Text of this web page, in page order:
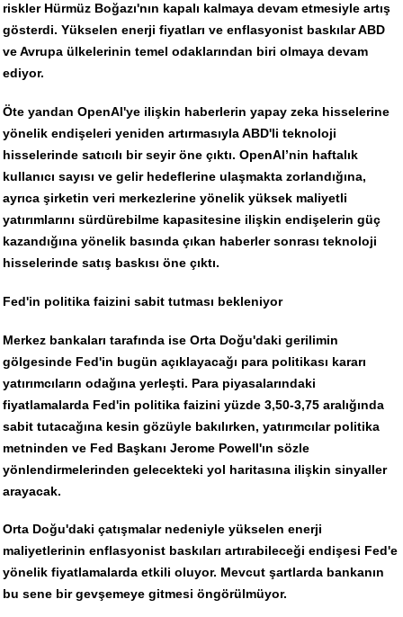
riskler Hürmüz Boğazı'nın kapalı kalmaya devam etmesiyle artış
gösterdi. Yükselen enerji fiyatları ve enflasyonist baskılar ABD
ve Avrupa ülkelerinin temel odaklarından biri olmaya devam
ediyor.
Öte yandan OpenAI'ye ilişkin haberlerin yapay zeka hisselerine
yönelik endişeleri yeniden artırmasıyla ABD'li teknoloji
hisselerinde satıcılı bir seyir öne çıktı. OpenAI’nin haftalık
kullanıcı sayısı ve gelir hedeflerine ulaşmakta zorlandığına,
ayrıca şirketin veri merkezlerine yönelik yüksek maliyetli
yatırımlarını sürdürebilme kapasitesine ilişkin endişelerin güç
kazandığına yönelik basında çıkan haberler sonrası teknoloji
hisselerinde satış baskısı öne çıktı.
Fed'in politika faizini sabit tutması bekleniyor
Merkez bankaları tarafında ise Orta Doğu'daki gerilimin
gölgesinde Fed'in bugün açıklayacağı para politikası kararı
yatırımcıların odağına yerleşti. Para piyasalarındaki
fiyatlamalarda Fed'in politika faizini yüzde 3,50-3,75 aralığında
sabit tutacağına kesin gözüyle bakılırken, yatırımcılar politika
metninden ve Fed Başkanı Jerome Powell'ın sözle
yönlendirmelerinden gelecekteki yol haritasına ilişkin sinyaller
arayacak.
Orta Doğu'daki çatışmalar nedeniyle yükselen enerji
maliyetlerinin enflasyonist baskıları artırabileceği endişesi Fed'e
yönelik fiyatlamalarda etkili oluyor. Mevcut şartlarda bankanın
bu sene bir gevşemeye gitmesi öngörülmüyor.